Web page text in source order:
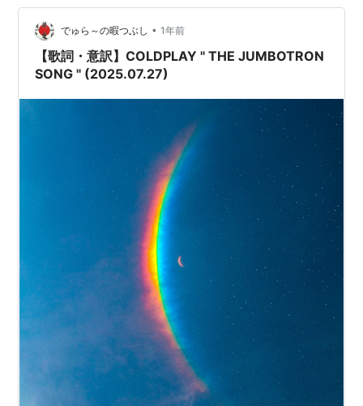
せんが 頑張って久々に弾いてみました🤭 ラ…
でゅら～の暇つぶし • 1年前
【歌詞・意訳】COLDPLAY " THE JUMBOTRON
SONG " (2025.07.27)